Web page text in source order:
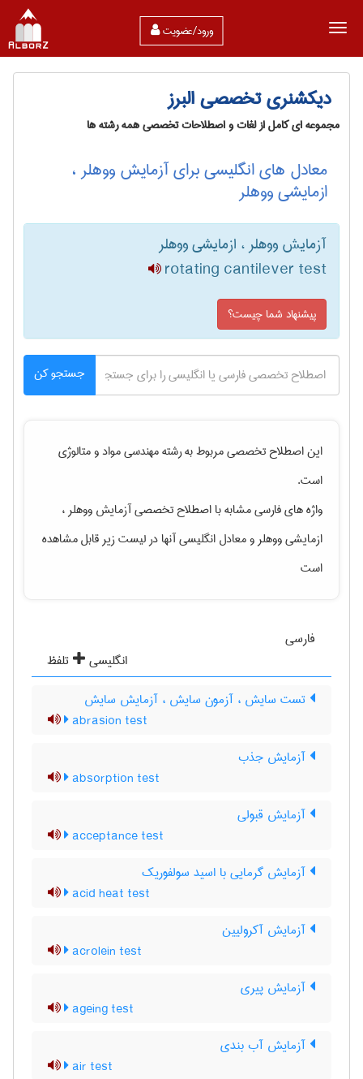
ورود/عضویت
دیکشنری تخصصی البرز
مجموعه ای کامل از لغات و اصطلاحات تخصصی همه رشته ها
معادل های انگلیسی برای آزمایش ووهلر ،
ازمایشی ووهلر
آزمایش ووهلر ، ازمایشی ووهلر
rotating cantilever test
پیشنهاد شما چیست؟
جستجو کن
این اصطلاح تخصصی مربوط به رشتهمهندسی مواد و متالوژی
است.
واژه های فارسی مشابه با اصطلاح تخصصیآزمایش ووهلر ،
ازمایشی ووهلرو معادل انگلیسی آنها در لیست زیر قابل مشاهده
است
فارسی
انگلیسی
تلفظ
تست سایش ، آزمون سایش ، آزمایش سایش
abrasion test
آزمایش جذب
absorption test
آزمایش قبولی
acceptance test
آزمایش گرمایی با اسید سولفوریک
acid heat test
آزمایش آکرولیین
acrolein test
آزمایش پیری
ageing test
آزمایش آب بندی
air test